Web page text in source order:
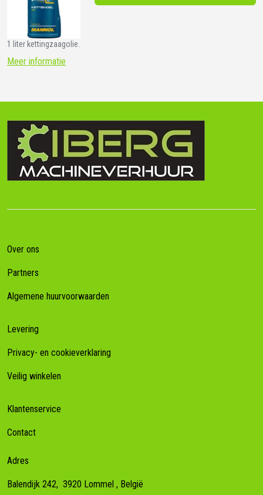
1 liter kettingzaagolie.
Meer informatie
Over ons
Partners
Algemene huurvoorwaarden
Levering
Privacy- en cookieverklaring
Veilig winkelen
Klantenservice
Contact
Adres
Balendijk 242, 3920 Lommel , België